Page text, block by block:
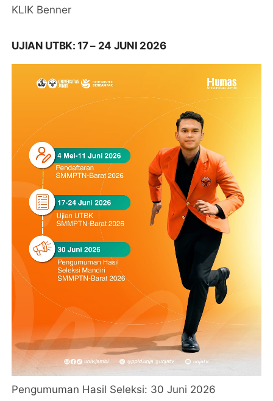
KLIK Benner
UJIAN UTBK: 17 – 24 JUNI 2026
Pengumuman Hasil Seleksi: 30 Juni 2026